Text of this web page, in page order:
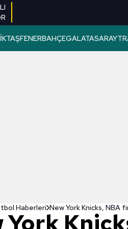
FENERBAHÇEGALATASARAY
Haberleri New York Knicks, NBA
York